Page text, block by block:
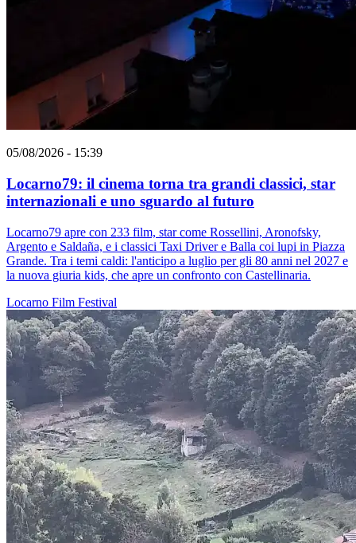
05/08/2026 - 15:39
Locarno79: il cinema torna tra grandi classici, star
internazionali e uno sguardo al futuro
Locarno79 apre con 233 film, star come Rossellini, Aronofsky,
Argento e Saldaña, e i classici Taxi Driver e Balla coi lupi in Piazza
Grande. Tra i temi caldi: l'anticipo a luglio per gli 80 anni nel 2027 e
la nuova giuria kids, che apre un confronto con Castellinaria.
Locarno Film Festival